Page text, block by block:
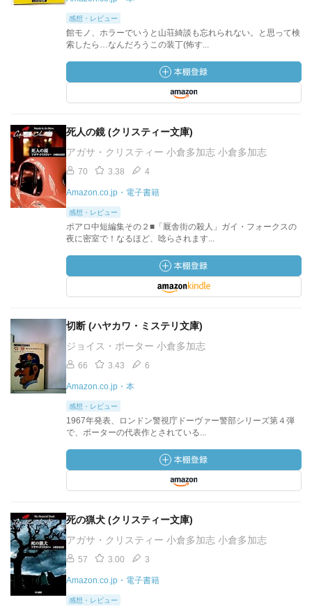
感想・レビュー
館モノ、ホラーでいうと山荘綺談も忘れられない。と思って検
索したら…なんだろうこの装丁(怖す...
死人の鏡 (クリスティー文庫)
アガサ・クリスティー 小倉多加志 小倉多加志
70 3.38 4
Amazon.co.jp・電子書籍
感想・レビュー
ポアロ中短編集その２■「厩舎街の殺人」ガイ・フォークスの
夜に密室で！なるほど、唸らされます...
切断 (ハヤカワ・ミステリ文庫)
ジョイス・ポーター 小倉多加志
66 3.43 6
Amazon.co.jp・本
感想・レビュー
1967年発表、ロンドン警視庁ドーヴァー警部シリーズ第４弾
で、ポーターの代表作とされている...
死の猟犬 (クリスティー文庫)
アガサ・クリスティー 小倉多加志 小倉多加志
57 3.00 3
Amazon.co.jp・電子書籍
感想・レビュー